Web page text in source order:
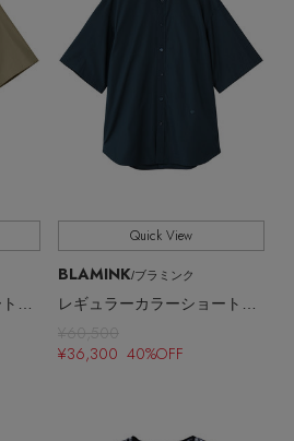
レギュラーカラーショートスリーブシャツ
Quick View
BLAMINK/ブラミンク
レギュラーカラーショートスリーブシャツ
¥60,500
¥36,300 40%OFF